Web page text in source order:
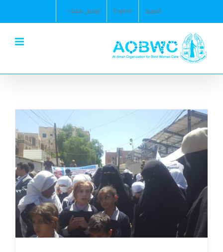
to
content
العربية English تواصل معنا